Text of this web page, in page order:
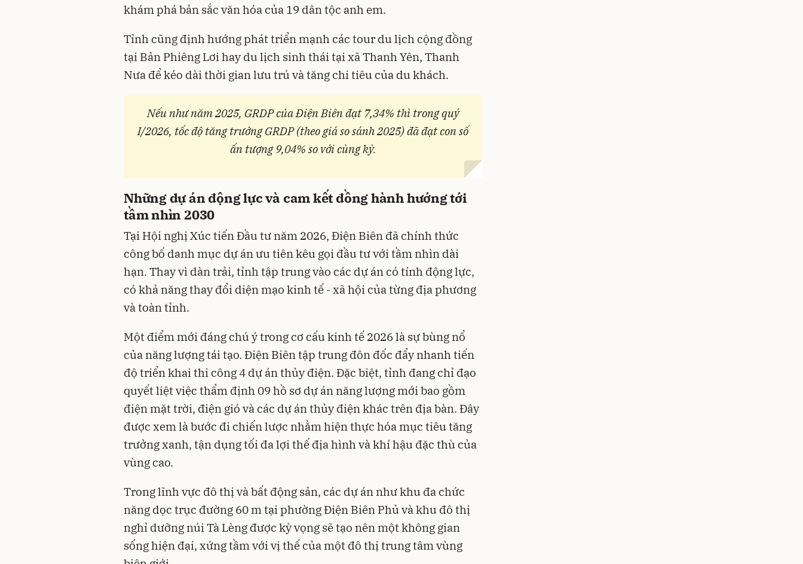
khám phá bản sắc văn hóa của 19 dân tộc anh em.
Tỉnh cũng định hướng phát triển mạnh các tour du lịch cộng đồng
tại Bản Phiêng Lơi hay du lịch sinh thái tại xã Thanh Yên, Thanh
Nưa để kéo dài thời gian lưu trú và tăng chi tiêu của du khách.
Nếu như năm 2025, GRDP của Điện Biên đạt 7,34% thì trong quý
I/2026, tốc độ tăng trưởng GRDP (theo giá so sánh 2025) đã đạt con số
ấn tượng 9,04% so với cùng kỳ.
Những dự án động lực và cam kết đồng hành hướng tới
tầm nhìn 2030
Tại Hội nghị Xúc tiến Đầu tư năm 2026, Điện Biên đã chính thức
công bố danh mục dự án ưu tiên kêu gọi đầu tư với tầm nhìn dài
hạn. Thay vì dàn trải, tỉnh tập trung vào các dự án có tính động lực,
có khả năng thay đổi diện mạo kinh tế - xã hội của từng địa phương
và toàn tỉnh.
Một điểm mới đáng chú ý trong cơ cấu kinh tế 2026 là sự bùng nổ
của năng lượng tái tạo. Điện Biên tập trung đôn đốc đẩy nhanh tiến
độ triển khai thi công 4 dự án thủy điện. Đặc biệt, tỉnh đang chỉ đạo
quyết liệt việc thẩm định 09 hồ sơ dự án năng lượng mới bao gồm
điện mặt trời, điện gió và các dự án thủy điện khác trên địa bàn. Đây
được xem là bước đi chiến lược nhằm hiện thực hóa mục tiêu tăng
trưởng xanh, tận dụng tối đa lợi thế địa hình và khí hậu đặc thù của
vùng cao.
Trong lĩnh vực đô thị và bất động sản, các dự án như khu đa chức
năng dọc trục đường 60 m tại phường Điện Biên Phủ và khu đô thị
nghỉ dưỡng núi Tà Lèng được kỳ vọng sẽ tạo nên một không gian
sống hiện đại, xứng tầm với vị thế của một đô thị trung tâm vùng